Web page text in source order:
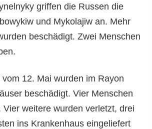
griffen die Russen die
und Mykolajiw an. Mehr
beschädigt. Zwei Menschen
12. Mai wurden im Rayon
beschädigt. Vier Menschen
Vier weitere wurden verletzt, drei
ins Krankenhaus eingeliefert